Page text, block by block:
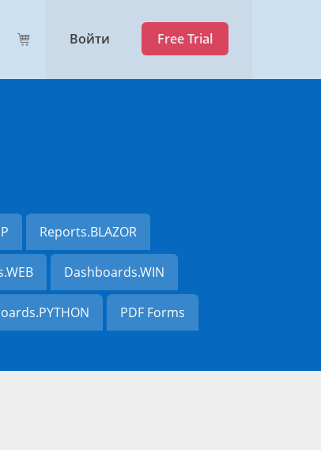
Войти Free Trial
Reports.BLAZOR
Dashboards.WIN
PDF Forms